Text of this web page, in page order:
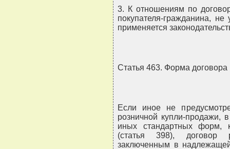
3. К отношениям по
покупателя-гражданина,
применяется
Статья 463. Форма
Если иное не
розничной купли-продажи,
иных стандартных форм,
(статья 398), договор
заключенным в